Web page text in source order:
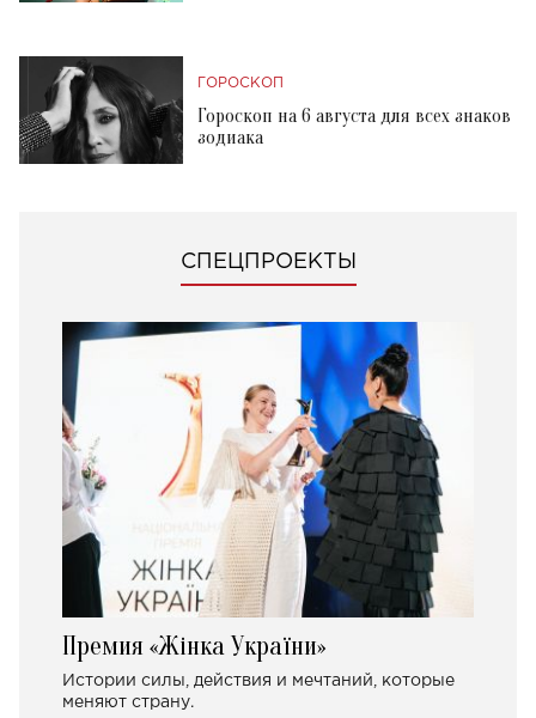
ГОРОСКОП
Гороскоп на 6 августа для всех знаков
зодиака
СПЕЦПРОЕКТЫ
Премия «Жінка України»
Истории силы, действия и мечтаний, которые
меняют страну.